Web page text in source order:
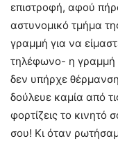
επιστροφή, αφού
αστυνομικό τμήμα
γραμμή για να
τηλέφωνο- η γραμμή
δεν υπήρχε
δούλευε καμία από
φορτίζεις το κινητό
σου! Κι όταν